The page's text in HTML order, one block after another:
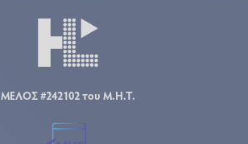
ΜΕΛΟΣ #242102 του Μ.Η.Τ.